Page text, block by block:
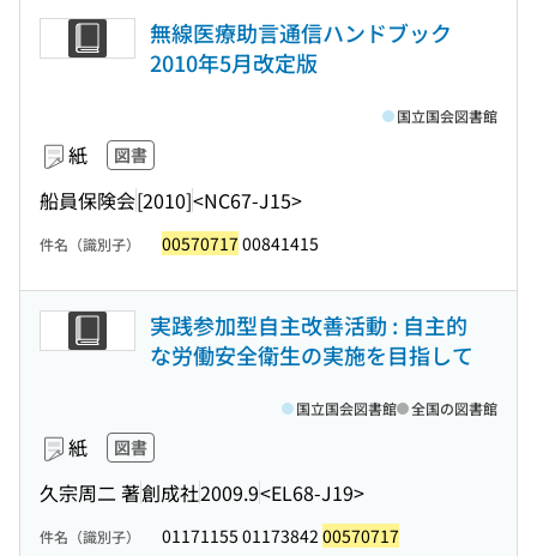
無線医療助言通信ハンドブック
2010年5月改定版
紙 図書
船員保険会[2010]<NC67-J15>
国立国会図書館
件名（識別子） 00570717 00841415
実践参加型自主改善活動 : 自主的
な労働安全衛生の実施を目指して
紙 図書
久宗周二 著創成社2009.9<EL68-J19>
国立国会図書館 全国の図書館
件名（識別子） 01171155 01173842 00570717